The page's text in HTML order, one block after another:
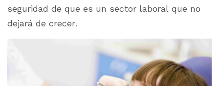
seguridad de que es un sector laboral que no
dejará de crecer.